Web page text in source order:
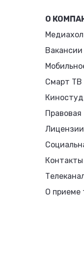
О
Вакансии
Смарт ТВ
Лицензии
Контакты
О приеме